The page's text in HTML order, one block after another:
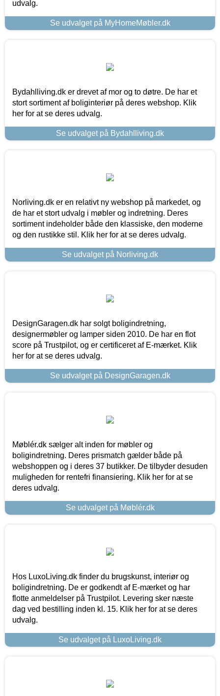
udvalg.
Se udvalget på MyHomeMøbler.dk
Bydahlliving.dk er drevet af mor og to døtre. De har et
stort sortiment af boliginteriør på deres webshop. Klik
her for at se deres udvalg.
Se udvalget på Bydahlliving.dk
Norliving.dk er en relativt ny webshop på markedet, og
de har et stort udvalg i møbler og indretning. Deres
sortiment indeholder både den klassiske, den moderne
og den rustikke stil. Klik her for at se deres udvalg.
Se udvalget på Norliving.dk
DesignGaragen.dk har solgt boligindretning,
designermøbler og lamper siden 2010. De har en flot
score på Trustpilot, og er certificeret af E-mærket. Klik
her for at se deres udvalg.
Se udvalget på DesignGaragen.dk
Møblér.dk sælger alt inden for møbler og
boligindretning. Deres prismatch gælder både på
webshoppen og i deres 37 butikker. De tilbyder desuden
muligheden for rentefri finansiering. Klik her for at se
deres udvalg.
Se udvalget på Møblér.dk
Hos LuxoLiving.dk finder du brugskunst, interiør og
boligindretning. De er godkendt af E-mærket og har
flotte anmeldelser på Trustpilot. Levering sker næste
dag ved bestilling inden kl. 15. Klik her for at se deres
udvalg.
Se udvalget på LuxoLiving.dk